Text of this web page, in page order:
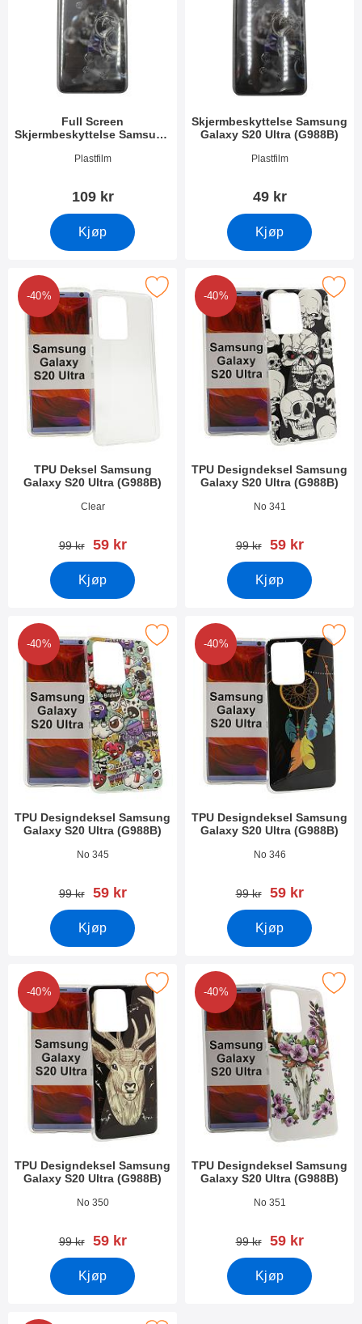
Full Screen
Skjermbeskyttelse Samsung
Varenummer 35361
Plastfilm
109 kr
Kjøp
Skjermbeskyttelse Samsung
Galaxy S20 Ultra (G988B)
Varenummer 34879
Plastfilm
49 kr
Kjøp
-40%
TPU Deksel Samsung
Galaxy S20 Ultra (G988B)
Varenummer 34940
Clear
gammel pris
99 kr ny pris
59 kr
Kjøp
Deksel Samsung Galaxy S20 Ultra (G988B) som favoritt
-40%
TPU Designdeksel Samsung
Galaxy S20 Ultra (G988B)
Varenummer 34937
No 341
gammel pris
99 kr ny pris
59 kr
Kjøp
Merk tPU Designdeksel Samsung
-40%
TPU Designdeksel Samsung
Galaxy S20 Ultra (G988B)
Varenummer 34934
No 345
gammel pris
99 kr ny pris
59 kr
Kjøp
Samsung Galaxy S20 Ultra (G988B) som favoritt
-40%
TPU Designdeksel Samsung
Galaxy S20 Ultra (G988B)
Varenummer 34933
No 346
gammel pris
99 kr ny pris
59 kr
Kjøp
Merk tPU Designdeksel Samsung
-40%
TPU Designdeksel Samsung
Galaxy S20 Ultra (G988B)
Varenummer 34932
No 350
gammel pris
99 kr ny pris
59 kr
Kjøp
Samsung Galaxy S20 Ultra (G988B) som favoritt
-40%
TPU Designdeksel Samsung
Galaxy S20 Ultra (G988B)
Varenummer 34931
No 351
gammel pris
99 kr ny pris
59 kr
Kjøp
Merk tPU Designdeksel Samsung